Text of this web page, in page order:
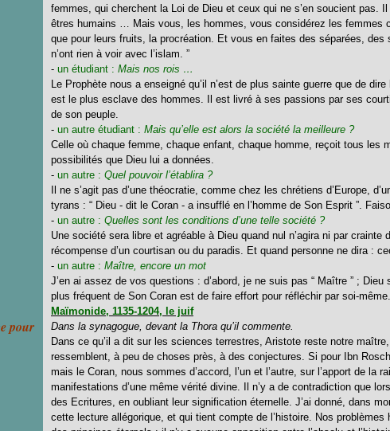
pour
femmes, qui cherchent la Loi de Dieu et ceux qui ne s’en soucient pas. Il
êtres humains … Mais vous, les hommes, vous considérez les femmes
que pour leurs fruits, la procréation. Et vous en faites des séparées,
n’ont rien à voir avec l’islam. ”
- un étudiant : Mais nos rois …
Le Prophète nous a enseigné qu’il n’est de plus sainte guerre que de
est le plus esclave des hommes. Il est livré à ses passions par ses
de son peuple.
- un autre étudiant : Mais qu’elle est alors la société la meilleure ?
Celle où chaque femme, chaque enfant, chaque homme, reçoit tous les
possibilités que Dieu lui a données.
- un autre : Quel pouvoir l’établira ?
Il ne s’agit pas d’une théocratie, comme chez les chrétiens d’Europe,
tyrans : “ Dieu - dit le Coran - a insufflé en l’homme de Son Esprit ”.
- un autre : Quelles sont les conditions d’une telle société ?
Une société sera libre et agréable à Dieu quand nul n’agira ni par crainte
récompense d’un courtisan ou du paradis. Et quand personne ne dira :
- un autre : Maître, encore un mot
J’en ai assez de vos questions : d’abord, je ne suis pas “ Maître ” ;
plus fréquent de Son Coran est de faire effort pour réfléchir par soi-
Maïmonide, 1135-1204, le juif
Dans la synagogue, devant la Thora qu’il commente.
Dans ce qu’il a dit sur les sciences terrestres, Aristote reste notre
ressemblent, à peu de choses près, à des conjectures. Si pour Ibn
mais le Coran, nous sommes d’accord, l’un et l’autre, sur l’apport de la
manifestations d’une même vérité divine. Il n’y a de contradiction que
des Ecritures, en oubliant leur signification éternelle. J’ai donné, dans
cette lecture allégorique, et qui tient compte de l’histoire. Nos